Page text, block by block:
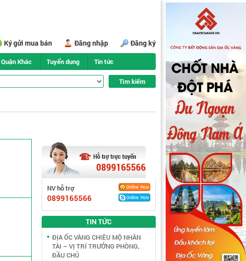
Ký gửi mua bán Đăng nhập Đăng ký
Quận Khác Tuyển dụng Tin tức
0899165566
NV hỗ trợ
0899165566
TIN TỨC
ĐỊA ỐC VÀNG CHIÊU MỘ NHÂN
TÀI – VỊ TRÍ TRƯỞNG PHÒNG,
ĐẦU CHỦ